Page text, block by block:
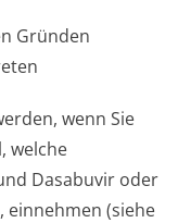
Gründen
wenn Sie
welche
Dasabuvir oder
(siehe